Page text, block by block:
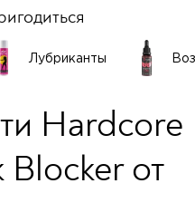
Лубриканты
Hardcore
от